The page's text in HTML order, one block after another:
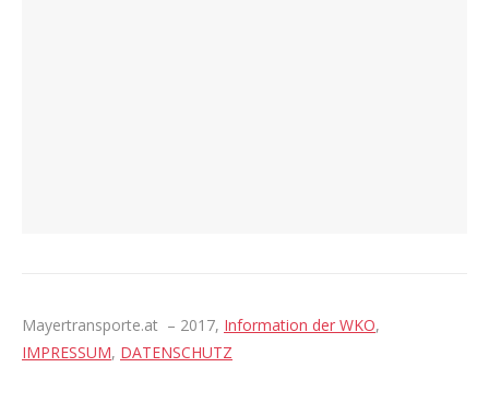
Mayertransporte.at – 2017, Information der WKO,
IMPRESSUM, DATENSCHUTZ